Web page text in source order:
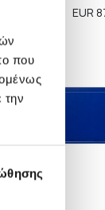
που
την
EUR